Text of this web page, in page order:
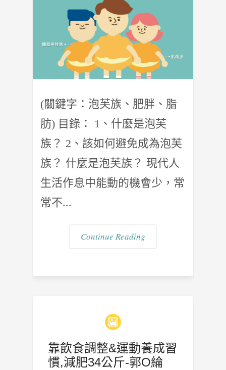
(關鍵字：泡芙族、肥胖、脂
肪) 目錄： 1、什麼是泡芙
族？ 2、該如何避免成為泡芙
族？ 什麼是泡芙族？ 現代人
生活作息中能動的機會少，常
常不...
Continue Reading
靠飲食調整&運動養成習
慣,減肥34公斤-郭O綸